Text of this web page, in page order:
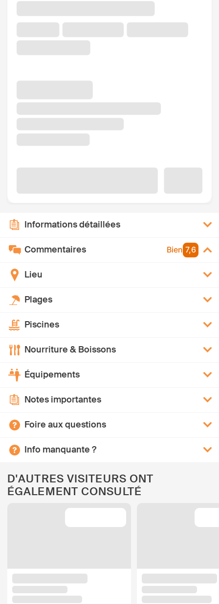
Informations détaillées
Commentaires Bien 7,6
Lieu
Plages
Piscines
Nourriture & Boissons
Équipements
Notes importantes
Foire aux questions
Info manquante ?
D'AUTRES VISITEURS ONT
ÉGALEMENT CONSULTÉ